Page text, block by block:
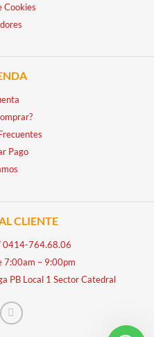
Cookies
Pago
CLIENTE
0414-764.68.06
7:00am – 9:00pm
PB Local 1 Sector Catedral